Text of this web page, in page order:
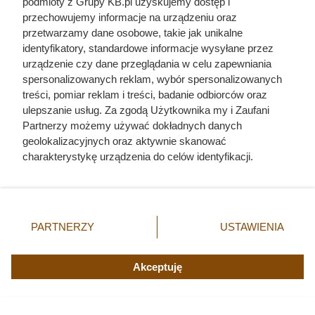
Rozumienie wyżej opisanego zachowania pozwala
budować głębszą więź z czworonogiem opartą na
szacunku do jego gatunkowych potrzeb. Zamiast odpychać
kota, warto przyjąć ten gest jako komplement i spokojnie
pogłaskać futrzaka po grzbiecie, wzmacniając poczucie
bezpieczeństwa. Behawioryści podkreślają, że im lepiej
poznamy naturę naszych mruczków, tym łatwiej
wyeliminujemy potencjalne problemy wynikające z błędnej
przechowujemy informacje na urządzeniu oraz
przetwarzamy dane osobowe, takie jak unikalne
identyfikatory, standardowe informacje wysyłane przez
urządzenie czy dane przeglądania w celu zapewniania
spersonalizowanych reklam, wybór spersonalizowanych
treści, pomiar reklam i treści, badanie odbiorców oraz
ulepszanie usług. Za zgodą Użytkownika my i Zaufani
Partnerzy możemy używać dokładnych danych
geolokalizacyjnych oraz aktywnie skanować
charakterystykę urządzenia do celów identyfikacji.
zmienić/wycofać klikając przycisk ustawień prywatności
znajdujący się w lewym dolnym rogu strony. Niektóre
użytkownika, ale masz prawo sprzeciwić się takiemu
przetwarzaniu. Preferencje będą miały zastosowania tylko
PARTNERZY USTAWIENIA
Akceptuję